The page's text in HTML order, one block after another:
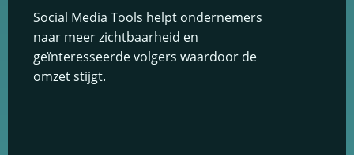
Social Media Tools helpt ondernemers
naar meer zichtbaarheid en
geïnteresseerde volgers waardoor de
omzet stijgt.